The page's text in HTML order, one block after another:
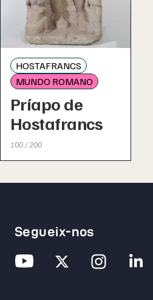
HOSTAFRANCS
MUNDO ROMANO
Príapo de
Hostafrancs
100 / 200
Segueix-nos